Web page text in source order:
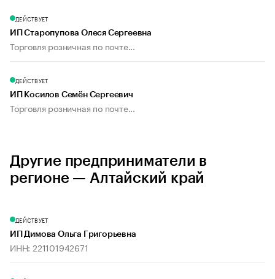
ДЕЙСТВУЕТ
ИП Старопупова Олеся Сергеевна
Торговля розничная по почте...
ДЕЙСТВУЕТ
ИП Косилов Семён Сергеевич
Торговля розничная по почте...
Другие предприниматели в
регионе — Алтайский край
ДЕЙСТВУЕТ
ИП Димова Ольга Григорьевна
ИНН: 221101942671